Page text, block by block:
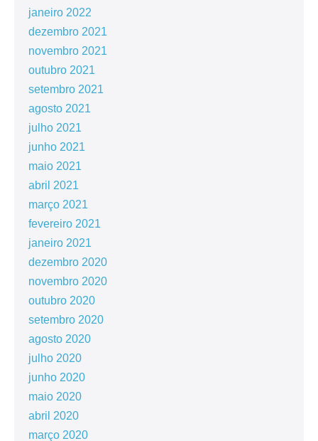
janeiro 2022
dezembro 2021
novembro 2021
outubro 2021
setembro 2021
agosto 2021
julho 2021
junho 2021
maio 2021
abril 2021
março 2021
fevereiro 2021
janeiro 2021
dezembro 2020
novembro 2020
outubro 2020
setembro 2020
agosto 2020
julho 2020
junho 2020
maio 2020
abril 2020
março 2020